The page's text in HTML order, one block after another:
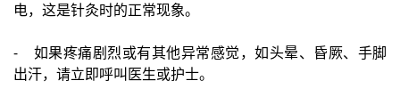
电，这是针灸时的正常现象。
- 如果疼痛剧烈或有其他异常感觉，如头晕、昏厥、手脚
出汗，请立即呼叫医生或护士。